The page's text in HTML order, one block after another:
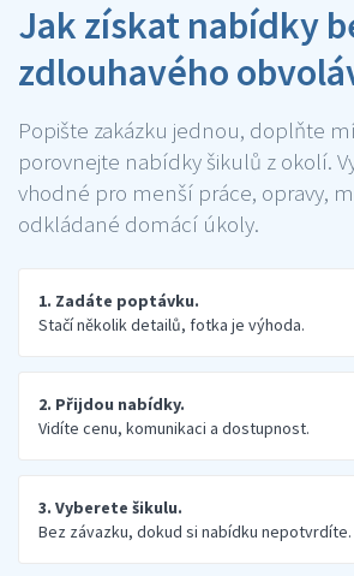
Jak získat nabídky
zdlouhavého
Popište zakázku jednou, doplňte
porovnejte nabídky šikulů z okolí.
vhodné pro menší práce, opravy,
odkládané domácí úkoly.
1. Zadáte poptávku.
Stačí několik detailů, fotka je výhoda.
2. Přijdou nabídky.
Vidíte cenu, komunikaci a dostupnost.
3. Vyberete šikulu.
Bez závazku, dokud si nabídku nepotvrdíte.